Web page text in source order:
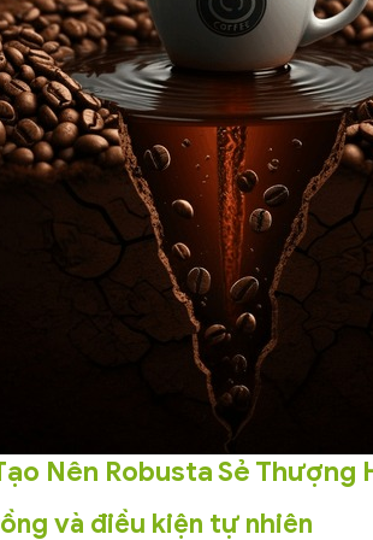
Nên Robusta Sẻ Thượng
và điều kiện tự nhiên